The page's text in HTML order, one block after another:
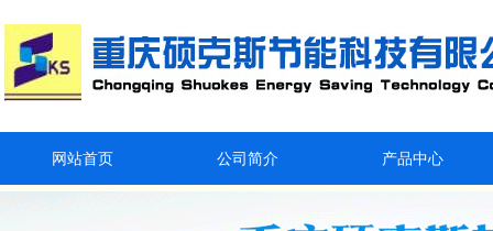
网站首页 公司简介 产品中心